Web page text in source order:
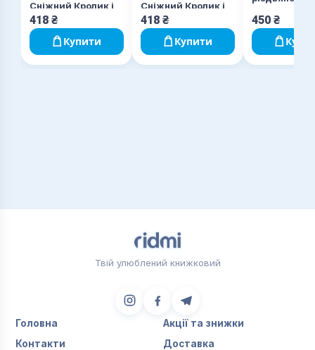
Сніжний Кролик і
різдвяне шоу
418 ₴
Купити
Сніжний Кролик і
різдвяне бажання
418 ₴
Купити
450 ₴
Твій улюблений книжковий
Головна
Акції та знижки
Контакти
Доставка